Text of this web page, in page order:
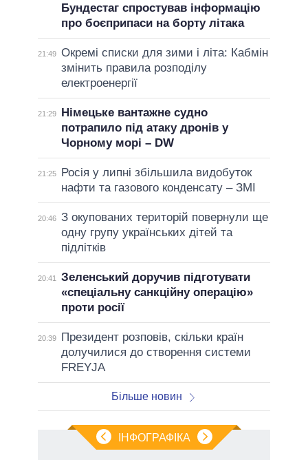
Бундестаг спростував інформацію
про боєприпаси на борту літака
21:49 Окремі списки для зими і літа: Кабмін
змінить правила розподілу
електроенергії
21:29
Німецьке вантажне судно
потрапило під атаку дронів у
Чорному морі – DW
21:25
Росія у липні збільшила видобуток
нафти та газового конденсату – ЗМІ
20:46 З окупованих територій повернули ще
одну групу українських дітей та
підлітків
20:41
Зеленський доручив підготувати
«спеціальну санкційну операцію»
проти росії
20:39
Президент розповів, скільки країн
долучилися до створення системи
FREYJA
Більше новин
ІНФОГРАФІКА